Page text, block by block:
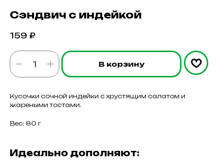
Сэндвич с индейкой
159 ₽
В корзину
Кусочки сочной индейки с хрустящим салатом и
жареными тостами.
Вес: 80 г
Идеально дополняют: